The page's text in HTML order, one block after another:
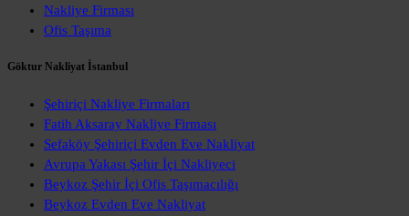
Nakliye Firması
Ofis Taşıma
Göktur Nakliyat İstanbul
Şehiriçi Nakliye Firmaları
Fatih Aksaray Nakliye Firması
Sefaköy Şehiriçi Evden Eve Nakliyat
Avrupa Yakası Şehir İçi Nakliyeci
Beykoz Şehir İçi Ofis Taşımacılığı
Beykoz Evden Eve Nakliyat